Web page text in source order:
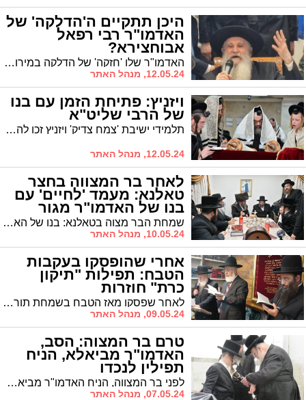
היכן תתקיים ה'הדלקה' של
האדמו"ר רבי רפאל
אבוחצירא?
האדמו"ר שלו 'חזקה' של הדלקה במירון, הודיע כי יערוך השנה - בשל המצב - את ההדלקה באשדוד. היכן?
12.05.24, מנהל האתר
ויזניץ: פתיחת הזמן עם בנו
של הרבי שליט"א
תלמידי ישיבת 'צמח צדיק' ויזניץ זכו להתפלל בראש חודש עם בנו של האדמו"ר שליט"א, אב"ד בני ברק, ולאחר מכן זכו לשיחה
12.05.24, מנהל האתר
לאחר בר המצווה בחצר
טאלנא: מעמד 'לחיים' עם
בנו של האדמו"ר מגור
שמחת הבר מצוה בטאלנא: בנו של האדמו"ר מגור שליט"א, הרה"צ רש"צ אלתר, הגיע ל'לחיים' במעון האדמו"ר
10.05.24, מנהל האתר
אחרי שהופסקו בעקבות
הטבח: תפילות "תיקון
כרת" חוזרות
לאחר שפסקו מאז הטבח בשמחת תורה, חזרו שוב מתפללי "תיקון כרת" לאהל הרמ"א פינטו
09.05.24, מנהל האתר
טרם בר המצוה: הסב,
האדמו"ר מביאלא, הניח
תפילין לנכדו
לפני בר המצווה, הניח האדמו"ר מביאלא פשיסחא, תפילין לנכדו - בן האדמו"ר מטאלנא
07.05.24, מנהל האתר